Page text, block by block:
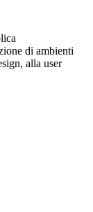
di ambienti
alla user